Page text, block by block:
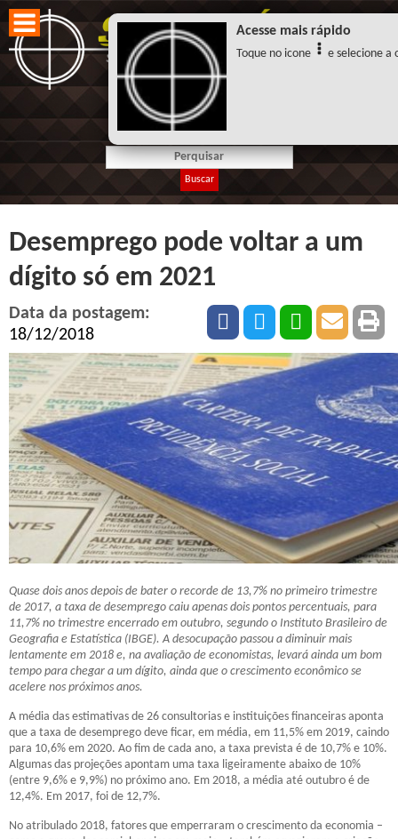
Buscar
Desemprego pode voltar a um
dígito só em 2021
Data da postagem:
18/12/2018
Quase dois anos depois de bater o recorde de 13,7% no primeiro trimestre
de 2017, a taxa de desemprego caiu apenas dois pontos percentuais, para
11,7% no trimestre encerrado em outubro, segundo o Instituto Brasileiro de
Geografia e Estatística (IBGE). A desocupação passou a diminuir mais
lentamente em 2018 e, na avaliação de economistas, levará ainda um bom
tempo para chegar a um dígito, ainda que o crescimento econômico se
acelere nos próximos anos.
A média das estimativas de 26 consultorias e instituições financeiras aponta
que a taxa de desemprego deve ficar, em média, em 11,5% em 2019, caindo
para 10,6% em 2020. Ao fim de cada ano, a taxa prevista é de 10,7% e 10%.
Algumas das projeções apontam uma taxa ligeiramente abaixo de 10%
(entre 9,6% e 9,9%) no próximo ano. Em 2018, a média até outubro é de
12,4%. Em 2017, foi de 12,7%.
No atribulado 2018, fatores que emperraram o crescimento da economia –
Acesse mais rápido
Toque no icone e selecione a